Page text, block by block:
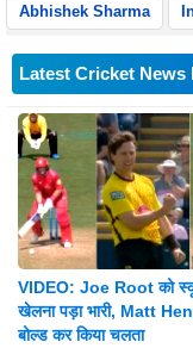
Abhishek Sharma
Latest Cricket News
VIDEO: Joe Root को
खेलना पड़ा भारी, Matt
बोल्ड कर किया चलता